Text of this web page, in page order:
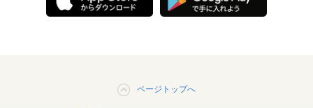
ページトップへ